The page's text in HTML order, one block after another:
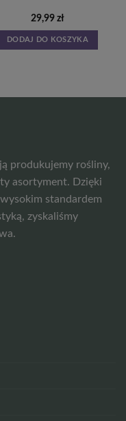
29,99 zł
DODAJ DO KOSZYKA
produkujemy rośliny,
asortyment. Dzięki
standardem
zyskaliśmy